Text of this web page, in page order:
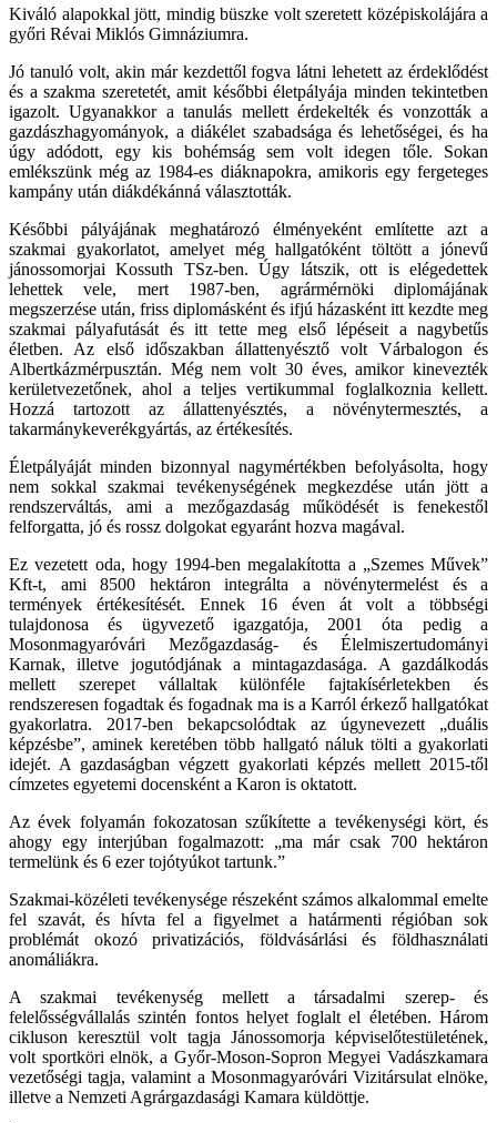
Kiváló alapokkal jött, mindig büszke volt szeretett középiskolájára a
győri Révai Miklós Gimnáziumra.
Jó tanuló volt, akin már kezdettől fogva látni lehetett az érdeklődést
és a szakma szeretetét, amit későbbi életpályája minden tekintetben
igazolt. Ugyanakkor a tanulás mellett érdekelték és vonzották a
gazdászhagyományok, a diákélet szabadsága és lehetőségei, és ha
úgy adódott, egy kis bohémság sem volt idegen tőle. Sokan
emlékszünk még az 1984-es diáknapokra, amikoris egy fergeteges
kampány után diákdékánná választották.
Későbbi pályájának meghatározó élményeként említette azt a
szakmai gyakorlatot, amelyet még hallgatóként töltött a jónevű
jánossomorjai Kossuth TSz-ben. Úgy látszik, ott is elégedettek
lehettek vele, mert 1987-ben, agrármérnöki diplomájának
megszerzése után, friss diplomásként és ifjú házasként itt kezdte meg
szakmai pályafutását és itt tette meg első lépéseit a nagybetűs
életben. Az első időszakban állattenyésztő volt Várbalogon és
Albertkázmérpusztán. Még nem volt 30 éves, amikor kinevezték
kerületvezetőnek, ahol a teljes vertikummal foglalkoznia kellett.
Hozzá tartozott az állattenyésztés, a növénytermesztés, a
takarmánykeverékgyártás, az értékesítés.
Életpályáját minden bizonnyal nagymértékben befolyásolta, hogy
nem sokkal szakmai tevékenységének megkezdése után jött a
rendszerváltás, ami a mezőgazdaság működését is fenekestől
felforgatta, jó és rossz dolgokat egyaránt hozva magával.
Ez vezetett oda, hogy 1994-ben megalakította a „Szemes Művek”
Kft-t, ami 8500 hektáron integrálta a növénytermelést és a
termények értékesítését. Ennek 16 éven át volt a többségi
tulajdonosa és ügyvezető igazgatója, 2001 óta pedig a
Mosonmagyaróvári Mezőgazdaság- és Élelmiszertudományi
Karnak, illetve jogutódjának a mintagazdasága. A gazdálkodás
mellett szerepet vállaltak különféle fajtakísérletekben és
rendszeresen fogadtak és fogadnak ma is a Karról érkező hallgatókat
gyakorlatra. 2017-ben bekapcsolódtak az úgynevezett „duális
képzésbe”, aminek keretében több hallgató náluk tölti a gyakorlati
idejét. A gazdaságban végzett gyakorlati képzés mellett 2015-től
címzetes egyetemi docensként a Karon is oktatott.
Az évek folyamán fokozatosan szűkítette a tevékenységi kört, és
ahogy egy interjúban fogalmazott: „ma már csak 700 hektáron
termelünk és 6 ezer tojótyúkot tartunk.”
Szakmai-közéleti tevékenysége részeként számos alkalommal emelte
fel szavát, és hívta fel a figyelmet a határmenti régióban sok
problémát okozó privatizációs, földvásárlási és földhasználati
anomáliákra.
A szakmai tevékenység mellett a társadalmi szerep- és
felelősségvállalás szintén fontos helyet foglalt el életében. Három
cikluson keresztül volt tagja Jánossomorja képviselőtestületének,
volt sportköri elnök, a Győr-Moson-Sopron Megyei Vadászkamara
vezetőségi tagja, valamint a Mosonmagyaróvári Vizitársulat elnöke,
illetve a Nemzeti Agrárgazdasági Kamara küldöttje.